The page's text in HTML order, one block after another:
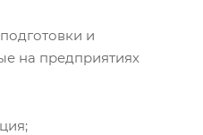
и
на предприятиях